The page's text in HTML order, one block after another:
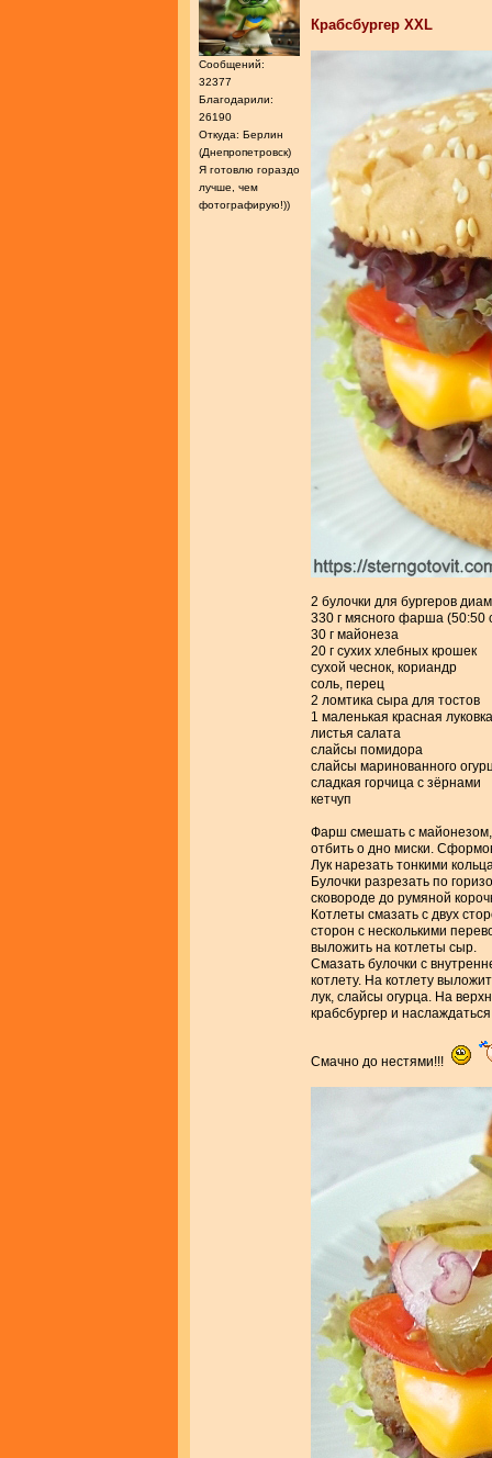
Сообщений:
32377
Благодарили:
26190
Откуда: Берлин
(Днепропетровск)
Я готовлю гораздо
лучше, чем
фотографирую!))
Крабсбургер XXL
2 булочки для бургеров
330 г мясного фарша (50:50
30 г майонеза
20 г сухих хлебных крошек
сухой чеснок, кориандр
соль, перец
2 ломтика сыра для тостов
1 маленькая красная луковка
листья салата
слайсы помидора
слайсы маринованного
сладкая горчица с зёрнами
кетчуп
Фарш смешать с
отбить о дно миски.
Лук нарезать тонкими
Булочки разрезать по
сковороде до румяной
Котлеты смазать с двух
сторон с несколькими
выложить на котлеты сыр.
Смазать булочки с
котлету. На котлету
лук, слайсы огурца. На
крабсбургер и
Смачно до нестями!!!